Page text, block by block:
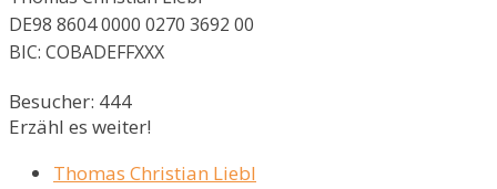
DE98 8604 0000 0270 3692 00
BIC: COBADEFFXXX
Besucher: 444
Erzähl es weiter!
Thomas Christian Liebl